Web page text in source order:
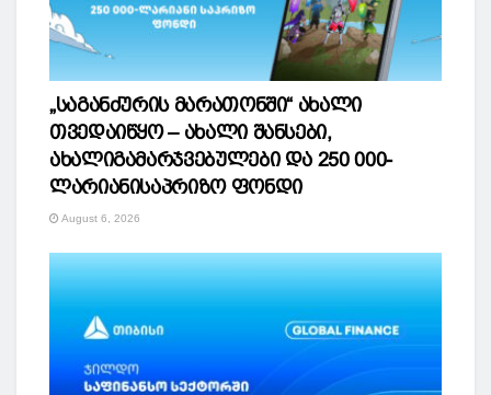
„საგანძურის მარათონში“ ახალი
თვედაიწყო – ახალი შანსები,
ახალიგამარჯვებულები და 250 000-
ლარიანისაპრიზო ფონდი
August 6, 2026